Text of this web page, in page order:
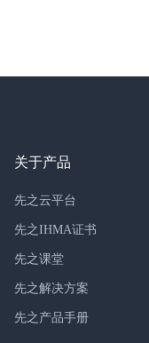
关于产品
先之云平台
先之IHMA证书
先之课堂
先之解决方案
先之产品手册